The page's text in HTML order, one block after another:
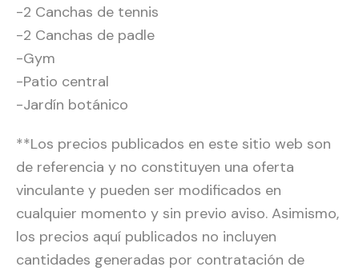
-2 Canchas de tennis
-2 Canchas de padle
-Gym
-Patio central
-Jardín botánico
**Los precios publicados en este sitio web son
de referencia y no constituyen una oferta
vinculante y pueden ser modificados en
cualquier momento y sin previo aviso. Asimismo,
los precios aquí publicados no incluyen
cantidades generadas por contratación de